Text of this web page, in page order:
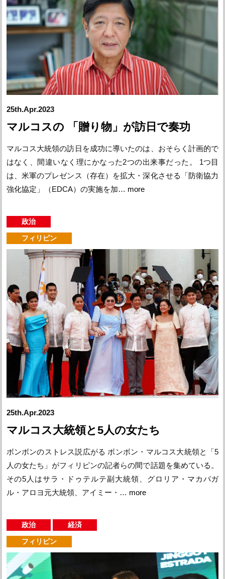
25th.Apr.2023
マルコスの 「贈り物」が訪日で奏功
マルコス大統領の訪日を成功に導いたのは、おそらく計画的で
はなく、間違いなく理にかなった2つの出来事だった。 1つ目
は、米軍のプレゼンス（存在）を拡大・深化させる「防衛協力
強化協定」（EDCA）の実施を加… more
政治
フィリピン
25th.Apr.2023
マルコス大統領と5人の女たち
ボンボンのストレス説広がる ボンボン・マルコス大統領と「5
人の女たち」がフィリピンの記者らの間で話題を集めている。
その5人はサラ・ドゥテルテ副大統領、グロリア・マカパガ
ル・アロヨ元大統領、アイミー・… more
政治 経済
フィリピン